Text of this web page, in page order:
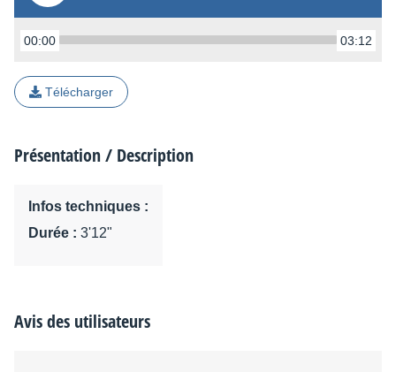
00:00 03:12
Télécharger
Présentation / Description
Infos techniques :
Durée : 3'12"
Avis des utilisateurs